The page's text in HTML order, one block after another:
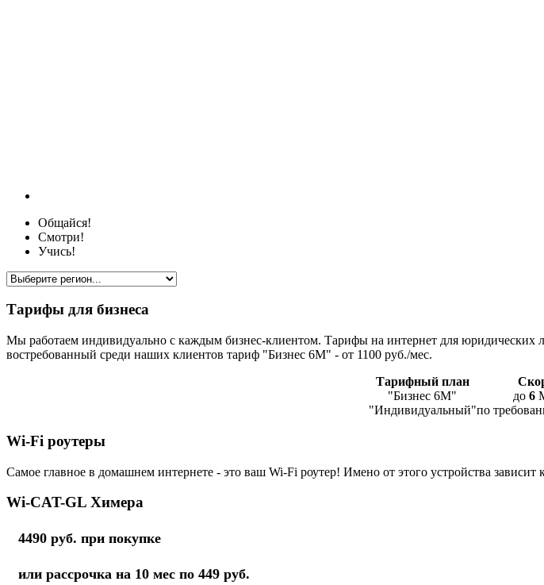
Общайся!
Смотри!
Учись!
Тарифы для бизнеса
Мы работаем индивидуально с каждым бизнес-клиентом. Тарифы на интернет для
востребованный среди наших клиентов тариф "Бизнес 6М" - от 1100 руб./мес.
Тарифный план
"Бизнес 6М"
до 6
"Индивидуальный"по
Wi-Fi роутеры
Самое главное в домашнем интернете - это ваш Wi-Fi роутер! Имено от этого устройства
Wi-CAT-GL Химера
4490 руб. при покупке
или рассрочка на 10 мес по 449 руб.